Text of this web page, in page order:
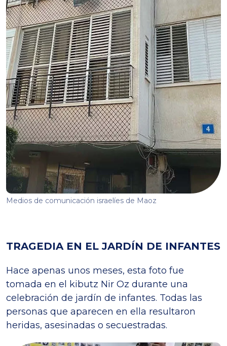
Medios de comunicación israelíes de Maoz
TRAGEDIA EN EL JARDÍN DE INFANTES
Hace apenas unos meses, esta foto fue
tomada en el kibutz Nir Oz durante una
celebración de jardín de infantes. Todas las
personas que aparecen en ella resultaron
heridas, asesinadas o secuestradas.